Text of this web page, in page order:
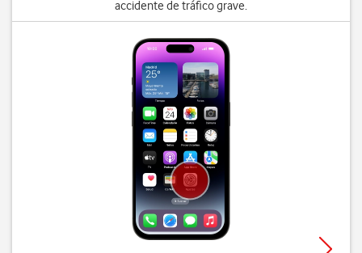
accidente de tráfico grave.